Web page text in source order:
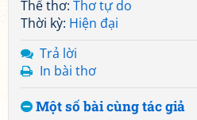
Thể thơ: Thơ tự do
Thời kỳ: Hiện đại
Trả lời
In bài thơ
Một số bài cùng tác giả